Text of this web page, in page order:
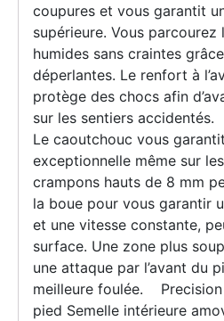
coupures et vous garantit
supérieure. Vous parcourez
humides sans craintes
déperlantes. Le renfort à
protège des chocs afin
sur les sentiers
Le caoutchouc vous
exceptionnelle même sur
crampons hauts de 8 mm
la boue pour vous garantir
et une vitesse constante,
surface. Une zone plus
une attaque par l’avant du
meilleure foulée. Precision
pied Semelle intérieure